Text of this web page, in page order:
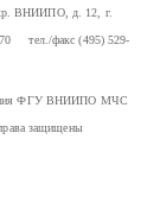
ВНИИПО, д. 12, г.
тел./факс (495) 529-
ФГУ ВНИИПО МЧС
защищены